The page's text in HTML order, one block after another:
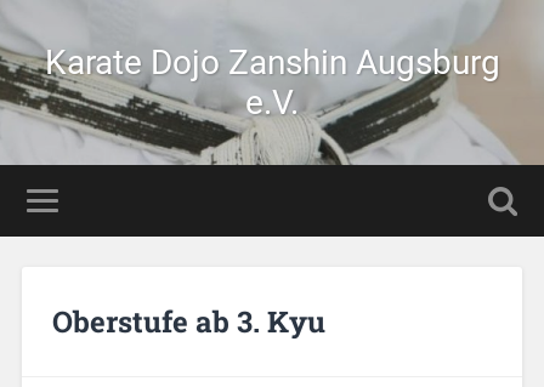
Karate Dojo Zanshin Augsburg
e.V.
Oberstufe ab 3. Kyu